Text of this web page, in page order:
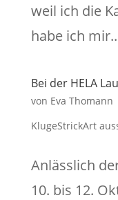
weil ich die
habe ich
Bei der HELA
von Eva Thomann
KlugeStrickArt
Anlässlich
10. bis 12.